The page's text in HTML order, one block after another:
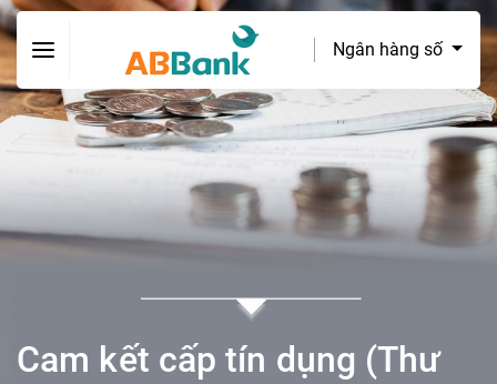
Ngân hàng số
Cam kết cấp tín dụng (Thư